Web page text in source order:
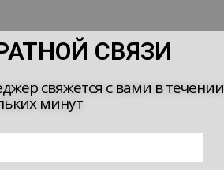
СВЯЗИ
свяжется с вами в течении
минут